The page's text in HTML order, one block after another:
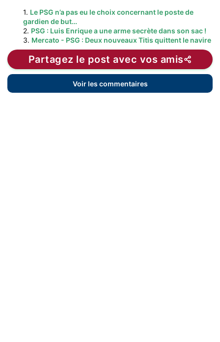
1. Le PSG n’a pas eu le choix concernant le poste de
gardien de but…
2. PSG : Luis Enrique a une arme secrète dans son sac !
3. Mercato - PSG : Deux nouveaux Titis quittent le navire
Partagez le post avec vos amis
Voir les commentaires